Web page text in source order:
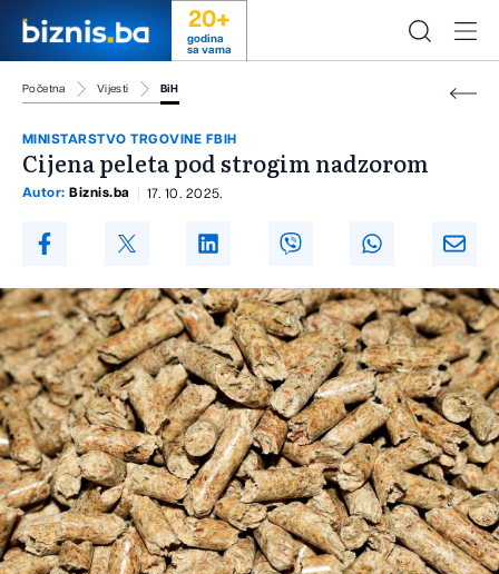
20+
godina
sa vama
Početna Vijesti BiH
MINISTARSTVO TRGOVINE FBIH
Cijena peleta pod strogim nadzorom
Autor: Biznis.ba 17. 10. 2025.